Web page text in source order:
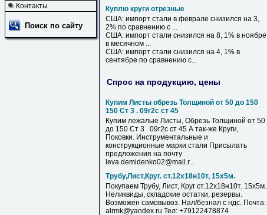
Контакты
Поиск по сайту
Куплю круги отрезные
США: импорт стали в феврале снизился на 3,
2% по сравнению с ...
США: импорт стали снизился на 8, 1% в ноябре
в месячном ...
США: импорт стали снизился на 4, 1% в
сентябре по сравнению с...
Спрос на продукцию, цены
Купим Листы обрезь Толщиной от 50 до 150
150 Ст 3 . 09г2с ст 45
Купим лежалые Листы, Обрезь Толщиной от 50
до 150 Ст 3 . 09г2с ст 45 А так-же Круги,
Поковки. Инструментальные и
конструкционные марки стали Присылать
предложения на почту
leva.demidenko02@mail.r...
Трубу,Лист,Круг. ст.12х18н10т, 15х5м.
Покупаем Трубу, Лист, Круг ст.12х18н10т. 15х5м.
Неликвиды, складские остатки, резервы.
Возможен самовывоз. Нал/безнал с ндс. Почта:
alrmk@yandex.ru Тел: +79122478874